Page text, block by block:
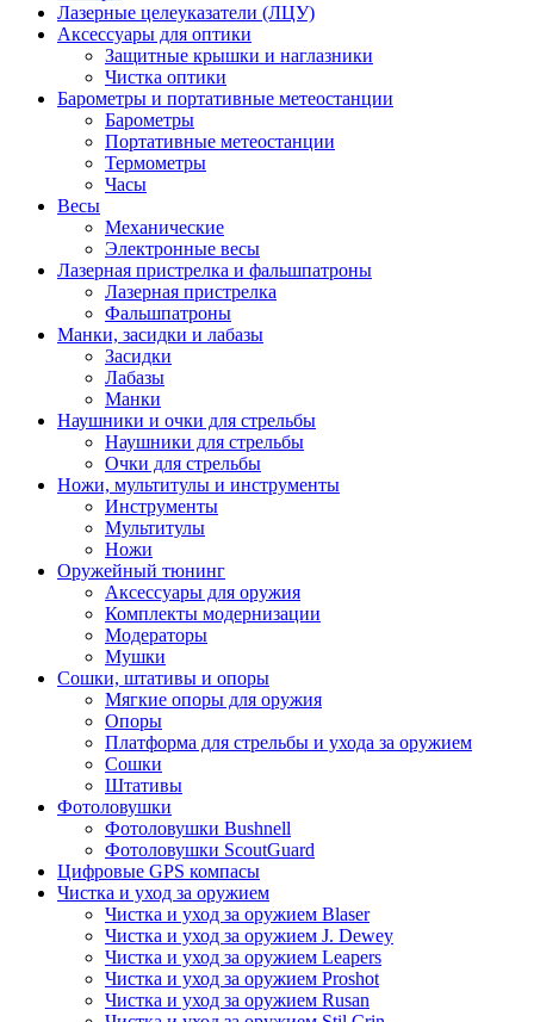
Лазерные целеуказатели (ЛЦУ)
Аксессуары для оптики
Защитные крышки и наглазники
Чистка оптики
Барометры и портативные метеостанции
Барометры
Портативные метеостанции
Термометры
Часы
Весы
Механические
Электронные весы
Лазерная пристрелка и фальшпатроны
Лазерная пристрелка
Фальшпатроны
Манки, засидки и лабазы
Засидки
Лабазы
Манки
Наушники и очки для стрельбы
Наушники для стрельбы
Очки для стрельбы
Ножи, мультитулы и инструменты
Инструменты
Мультитулы
Ножи
Оружейный тюнинг
Аксессуары для оружия
Комплекты модернизации
Модераторы
Мушки
Сошки, штативы и опоры
Мягкие опоры для оружия
Опоры
Платформа для стрельбы и ухода за оружием
Сошки
Штативы
Фотоловушки
Фотоловушки Bushnell
Фотоловушки ScoutGuard
Цифровые GPS компасы
Чистка и уход за оружием
Чистка и уход за оружием Blaser
Чистка и уход за оружием J. Dewey
Чистка и уход за оружием Leapers
Чистка и уход за оружием Proshot
Чистка и уход за оружием Rusan